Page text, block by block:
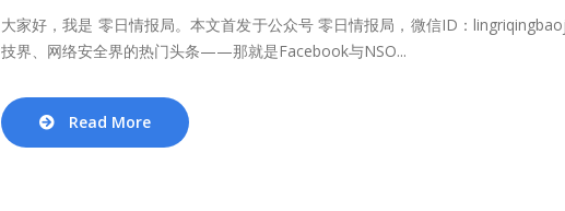
大家好，我是 零日情报局。本文首发于公众号 零日情报局，微信ID：
技界、网络安全界的热门头条——那就是Facebook与NSO...
Read More